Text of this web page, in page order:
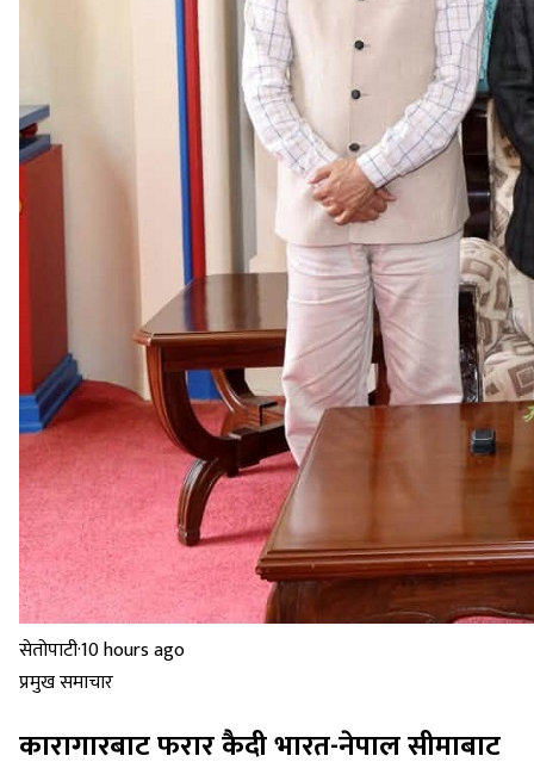
सेतोपाटी·10 hours ago
प्रमुख समाचार
कारागारबाट फरार कैदी भारत-नेपाल सीमाबाट